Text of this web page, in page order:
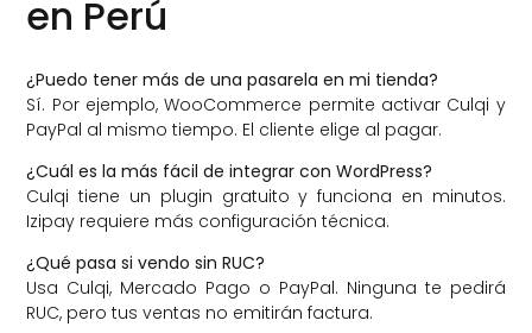
en Perú
¿Puedo tener más de una pasarela en mi tienda?
Sí. Por ejemplo, WooCommerce permite activar Culqi y
PayPal al mismo tiempo. El cliente elige al pagar.
¿Cuál es la más fácil de integrar con WordPress?
Culqi tiene un plugin gratuito y funciona en minutos.
Izipay requiere más configuración técnica.
¿Qué pasa si vendo sin RUC?
Usa Culqi, Mercado Pago o PayPal. Ninguna te pedirá
RUC, pero tus ventas no emitirán factura.